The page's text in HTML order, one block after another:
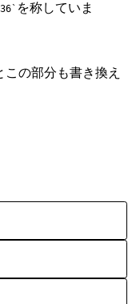
を称していま
の部分も書き換え